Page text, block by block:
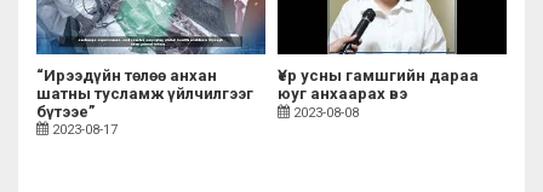
“Ирээдүйн төлөө анхан
шатны тусламж үйлчилгээг
бүтээе”
2023-08-17
Үер усны гамшгийн дараа
юуг анхаарах вэ
2023-08-08